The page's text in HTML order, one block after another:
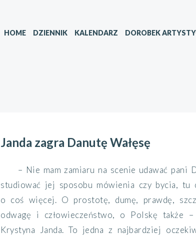
HOME DZIENNIK KALENDARZ DOROBEK
Janda zagra Danutę Wałęsę
– Nie mam zamiaru na scenie udawać pani
studiować jej sposobu mówienia czy bycia, tu
o coś więcej. O prostotę, dumę, prawdę,
odwagę i człowieczeństwo, o Polskę także
Krystyna Janda. To jedna z najbardziej